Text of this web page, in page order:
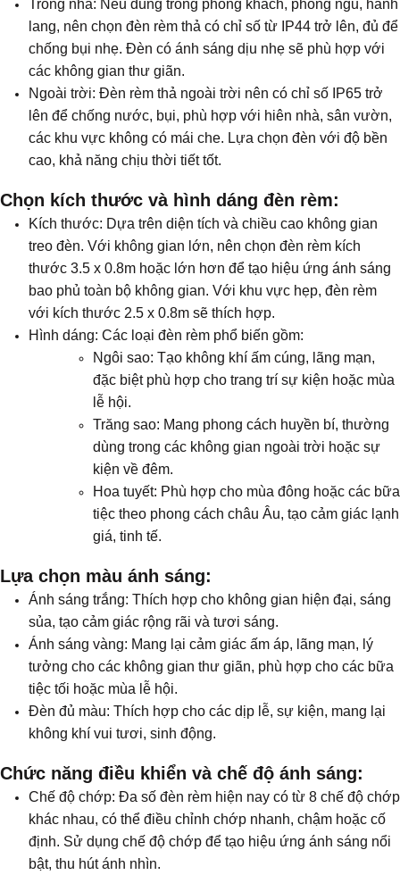
Trong nhà: Nếu dùng trong phòng khách, phòng ngủ, hành
lang, nên chọn đèn rèm thả có chỉ số từ IP44 trở lên, đủ để
chống bụi nhẹ. Đèn có ánh sáng dịu nhẹ sẽ phù hợp với
các không gian thư giãn.
Ngoài trời: Đèn rèm thả ngoài trời nên có chỉ số IP65 trở
lên để chống nước, bụi, phù hợp với hiên nhà, sân vườn,
các khu vực không có mái che. Lựa chọn đèn với độ bền
cao, khả năng chịu thời tiết tốt.
Chọn kích thước và hình dáng đèn rèm:
Kích thước: Dựa trên diện tích và chiều cao không gian
treo đèn. Với không gian lớn, nên chọn đèn rèm kích
thước 3.5 x 0.8m hoặc lớn hơn để tạo hiệu ứng ánh sáng
bao phủ toàn bộ không gian. Với khu vực hẹp, đèn rèm
với kích thước 2.5 x 0.8m sẽ thích hợp.
Hình dáng: Các loại đèn rèm phổ biến gồm:
Ngôi sao: Tạo không khí ấm cúng, lãng mạn,
đặc biệt phù hợp cho trang trí sự kiện hoặc mùa
lễ hội.
Trăng sao: Mang phong cách huyền bí, thường
dùng trong các không gian ngoài trời hoặc sự
kiện về đêm.
Hoa tuyết: Phù hợp cho mùa đông hoặc các bữa
tiệc theo phong cách châu Âu, tạo cảm giác lạnh
giá, tinh tế.
Lựa chọn màu ánh sáng:
Ánh sáng trắng: Thích hợp cho không gian hiện đại, sáng
sủa, tạo cảm giác rộng rãi và tươi sáng.
Ánh sáng vàng: Mang lại cảm giác ấm áp, lãng mạn, lý
tưởng cho các không gian thư giãn, phù hợp cho các bữa
tiệc tối hoặc mùa lễ hội.
Đèn đủ màu: Thích hợp cho các dịp lễ, sự kiện, mang lại
không khí vui tươi, sinh động.
Chức năng điều khiển và chế độ ánh sáng:
Chế độ chớp: Đa số đèn rèm hiện nay có từ 8 chế độ chớp
khác nhau, có thể điều chỉnh chớp nhanh, chậm hoặc cố
định. Sử dụng chế độ chớp để tạo hiệu ứng ánh sáng nổi
bật, thu hút ánh nhìn.